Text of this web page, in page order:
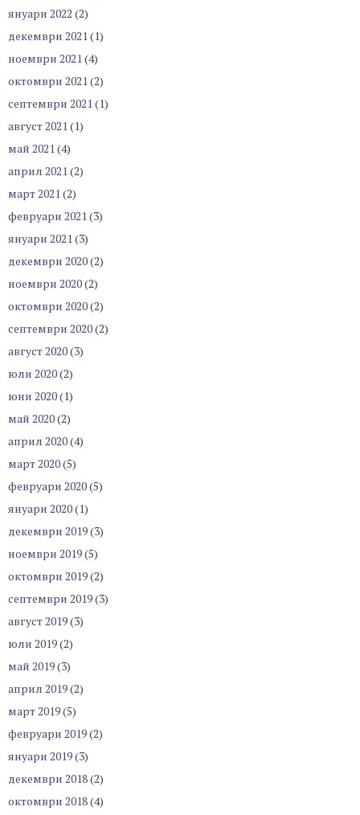
януари 2022 (2)
декември 2021(1)
ноември 2021(4)
октомври 2021(2)
септември 2021(1)
август 2021(1)
май 2021(4)
април 2021(2)
март 2021(2)
февруари 2021(3)
януари 2021(3)
декември 2020(2)
ноември 2020(2)
октомври 2020(2)
септември 2020(2)
август 2020(3)
юли 2020(2)
юни 2020(1)
май 2020(2)
април 2020(4)
март 2020(5)
февруари 2020(5)
януари 2020(1)
декември 2019(3)
ноември 2019(5)
октомври 2019(2)
септември 2019(3)
август 2019(3)
юли 2019(2)
май 2019(3)
април 2019(2)
март 2019(5)
февруари 2019(2)
януари 2019(3)
декември 2018(2)
октомври 2018(4)